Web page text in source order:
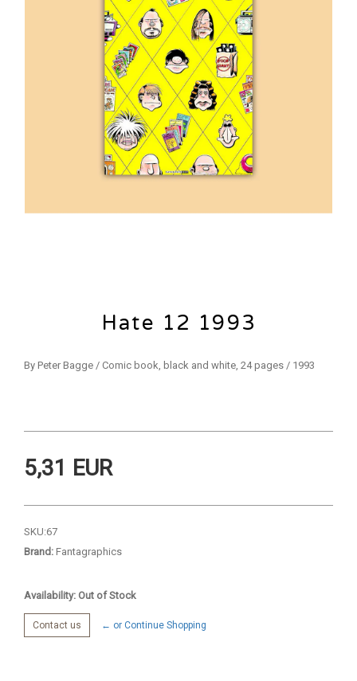
Hate 12 1993
By Peter Bagge / Comic book, black and white, 24 pages / 1993
5,31 EUR
SKU:67
Brand: Fantagraphics
Availability: Out of Stock
Contact us ← or Continue Shopping